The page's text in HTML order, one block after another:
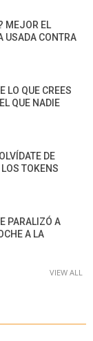
MEJOR EL
USADA CONTRA
LO QUE CREES
QUE NADIE
DE
TOKENS
PARALIZÓ A
A LA
VIEW ALL